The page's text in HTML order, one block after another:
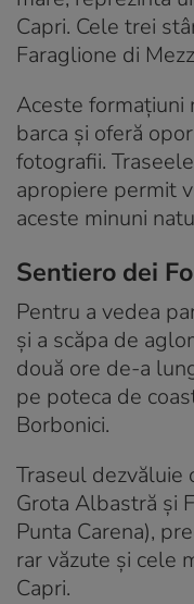
Capri. Cele trei
Faraglione di
Aceste formațiuni
barca și oferă
fotografii.
apropiere permit
aceste minuni
Sentiero dei
Pentru a vedea
și a scăpa de
două ore de-a
pe poteca de
Borbonici.
Traseul dezvăluie
Grota Albastră și
Punta Carena),
rar văzute și cele
Capri.